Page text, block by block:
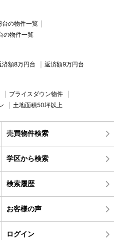
の物件一覧
の物件一覧
済額8万円台 返済額9万円台
プライスダウン物件
土地面積50坪以上
売買物件検索
学区から検索
検索履歴
お客様の声
ログイン